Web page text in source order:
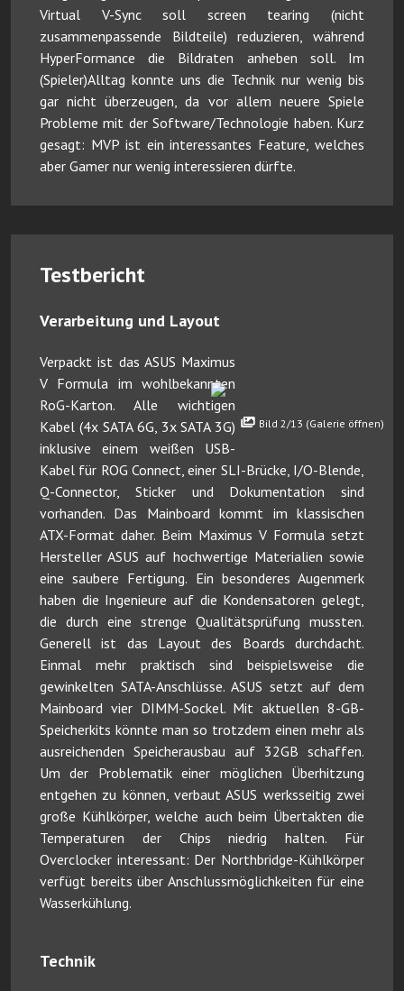
Virtual V-Sync soll screen tearing (nicht
zusammenpassende Bildteile) reduzieren, während
HyperFormance die Bildraten anheben soll. Im
(Spieler)Alltag konnte uns die Technik nur wenig bis
gar nicht überzeugen, da vor allem neuere Spiele
Probleme mit der Software/Technologie haben. Kurz
gesagt: MVP ist ein interessantes Feature, welches
aber Gamer nur wenig interessieren dürfte.
Testbericht
Verarbeitung und Layout
Bild 2/13 (Galerie öffnen)
Verpackt ist das ASUS Maximus
V Formula im wohlbekannten
RoG-Karton. Alle wichtigen
Kabel (4x SATA 6G, 3x SATA 3G)
inklusive einem weißen USB-
Kabel für ROG Connect, einer SLI-Brücke, I/O-Blende,
Q-Connector, Sticker und Dokumentation sind
vorhanden. Das Mainboard kommt im klassischen
ATX-Format daher. Beim Maximus V Formula setzt
Hersteller ASUS auf hochwertige Materialien sowie
eine saubere Fertigung. Ein besonderes Augenmerk
haben die Ingenieure auf die Kondensatoren gelegt,
die durch eine strenge Qualitätsprüfung mussten.
Generell ist das Layout des Boards durchdacht.
Einmal mehr praktisch sind beispielsweise die
gewinkelten SATA-Anschlüsse. ASUS setzt auf dem
Mainboard vier DIMM-Sockel. Mit aktuellen 8-GB-
Speicherkits könnte man so trotzdem einen mehr als
ausreichenden Speicherausbau auf 32GB schaffen.
Um der Problematik einer möglichen Überhitzung
entgehen zu können, verbaut ASUS werksseitig zwei
große Kühlkörper, welche auch beim Übertakten die
Temperaturen der Chips niedrig halten. Für
Overclocker interessant: Der Northbridge-Kühlkörper
verfügt bereits über Anschlussmöglichkeiten für eine
Wasserkühlung.
Technik